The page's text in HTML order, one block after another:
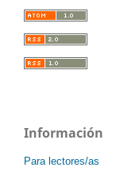
Información
Para lectores/as